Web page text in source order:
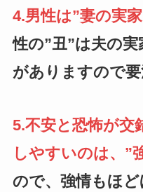
4.男性は”妻の実
性の”丑”は夫の
がありますので要
5.不安と恐怖が交
しやすいのは、”
ので、強情もほ